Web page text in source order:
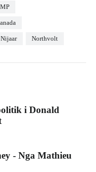
Northvolt
i Donald
- Nga Mathieu